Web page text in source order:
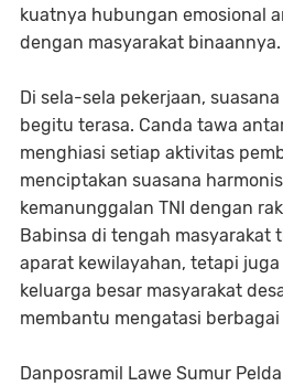
kuatnya hubungan emosional
dengan masyarakat binaannya.
Di sela-sela pekerjaan,
begitu terasa. Canda tawa
menghiasi setiap aktivitas
menciptakan suasana
kemanunggalan TNI dengan
Babinsa di tengah masyarakat
aparat kewilayahan, tetapi
keluarga besar masyarakat
membantu mengatasi
Danposramil Lawe Sumur